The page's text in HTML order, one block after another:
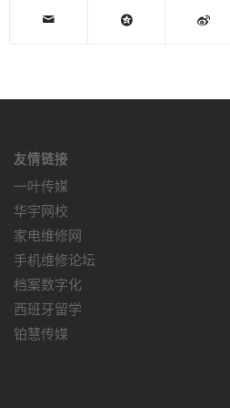
友情链接
一叶传媒
华宇网校
家电维修网
手机维修论坛
档案数字化
西班牙留学
铂慧传媒